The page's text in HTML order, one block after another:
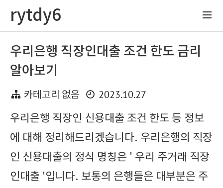
rytdy6
우리은행 직장인대출 조건 한도 금리
알아보기
카테고리 없음
2023.10.27
우리은행 직장인 신용대출 조건 한도 등 정보
에 대해 정리해드리겠습니다. 우리은행의 직장
인 신용대출의 정식 명칭은 ' 우리 주거래 직장
인대출 '입니다. 보통의 은행들은 대부분은 주